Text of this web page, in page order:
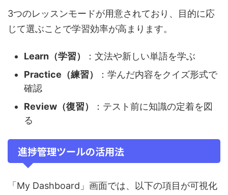
3つのレッスンモードが用意されており、目的に応
じて選ぶことで学習効率が高まります。
Learn（学習）
：文法や新しい単語を学ぶ
Practice（練習）
：学んだ内容をクイズ形式で
確認
Review（復習）
：テスト前に知識の定着を図
る
進捗管理ツールの活用法
「My Dashboard」画面では、以下の項目が可視化